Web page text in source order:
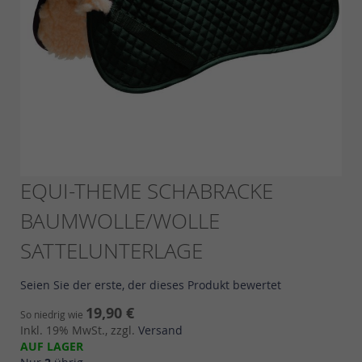
Skip
to
the
beginning
of
the
images
EQUI-THEME SCHABRACKE
BAUMWOLLE/WOLLE
SATTELUNTERLAGE
Seien Sie der erste, der dieses Produkt bewertet
So niedrig wie 19,90 €
Inkl. 19% MwSt., zzgl. Versand
AUF LAGER